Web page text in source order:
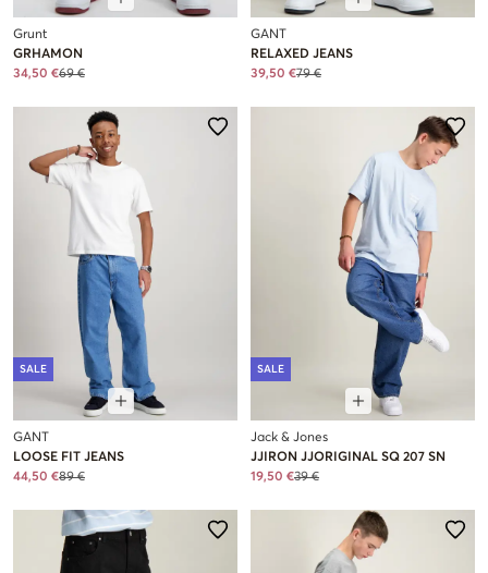
Grunt
GRHAMON
34,50 €69 €
GANT
RELAXED JEANS
39,50 €79 €
SALE
GANT
LOOSE FIT JEANS
44,50 €89 €
SALE
Jack & Jones
JJIRON JJORIGINAL SQ 207 SN
19,50 €39 €